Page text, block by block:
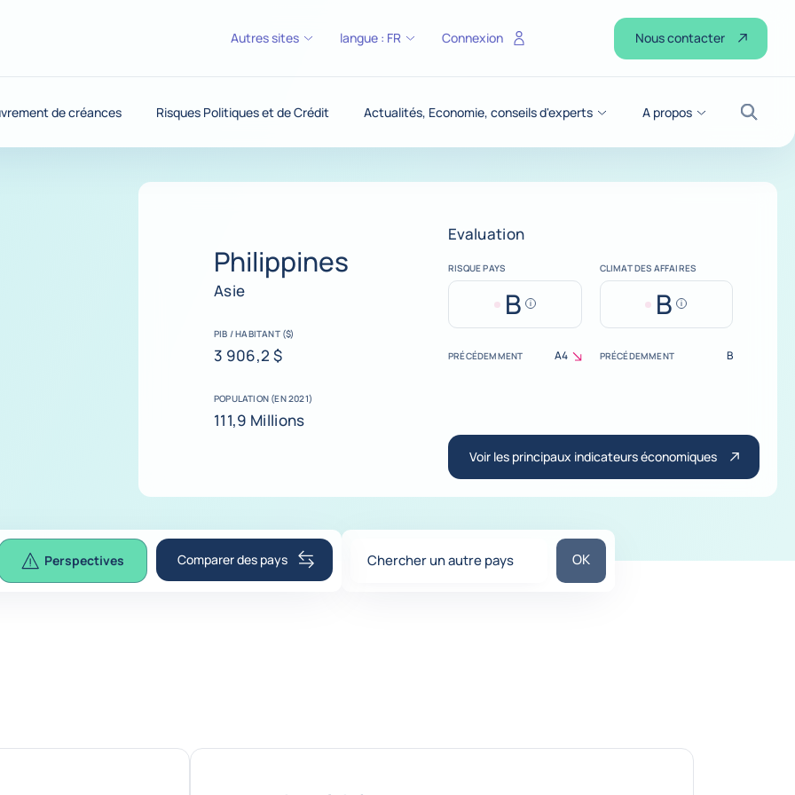
de créances Risques Politiques et de Crédit Actualités, Economie, conseils d'experts A propos
Autres sites langue : FR Connexion Nous contacter
Philippines
Asie
PIB / HABITANT ($)
3 906,2 $
POPULATION (EN 2021)
111,9 Millions
Evaluation
RISQUE PAYS
B Help
CLIMAT DES AFFAIRES
B Help
PRÉCÉDEMMENT A4
decrease PRÉCÉDEMMENT B
Voir les principaux indicateurs économiques
Perspectives Comparer des pays Chercher un autre pays Chercher un autre pays
OK